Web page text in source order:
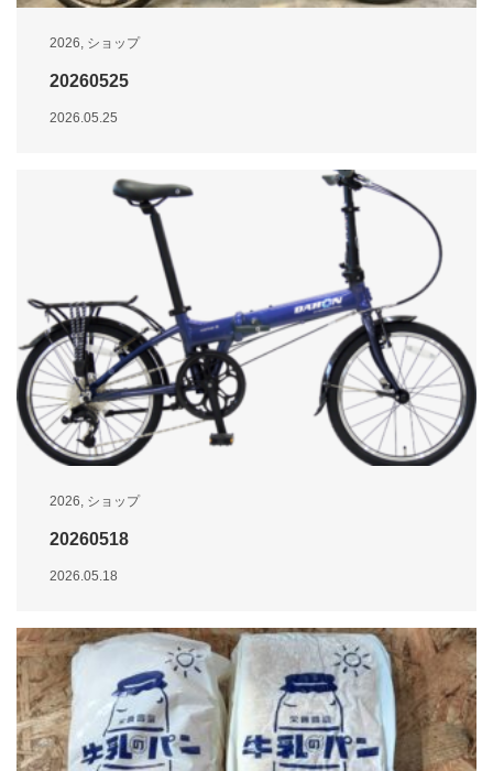
2026 ショップ
20260525
2026.05.25
2026, ショップ
20260518
2026.05.18